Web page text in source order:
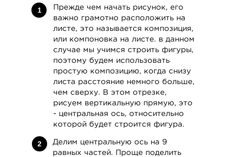
SECTION 9.
DRAWING HUMAN
VIEW DETAILS
Прежде чем начать рисунок, его
важно грамотно расположить на
листе, это называется композиция,
или компоновка на листе. в данном
случае мы учимся строить фигуры,
поэтому будем использовать
простую композицию, когда снизу
листа расстояние немного больше,
чем сверху. В этом отрезке,
рисуем вертикальную прямую, это
- центральная ось, относительно
которой будет строится фигура.
1
Делим центральную ось на 9
равных частей. Проще поделить
2